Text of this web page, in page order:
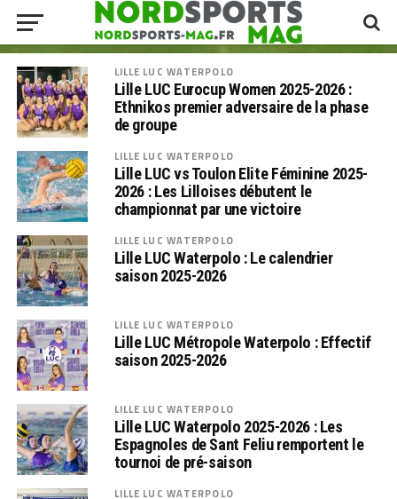
LILLE LUC WATERPOLO
Lille LUC Eurocup Women 2025-2026 :
Ethnikos premier adversaire de la phase
de groupe
LILLE LUC WATERPOLO
Lille LUC vs Toulon Elite Féminine 2025-
2026 : Les Lilloises débutent le
championnat par une victoire
LILLE LUC WATERPOLO
Lille LUC Waterpolo : Le calendrier
saison 2025-2026
LILLE LUC WATERPOLO
Lille LUC Métropole Waterpolo : Effectif
saison 2025-2026
LILLE LUC WATERPOLO
Lille LUC Waterpolo 2025-2026 : Les
Espagnoles de Sant Feliu remportent le
tournoi de pré-saison
LILLE LUC WATERPOLO